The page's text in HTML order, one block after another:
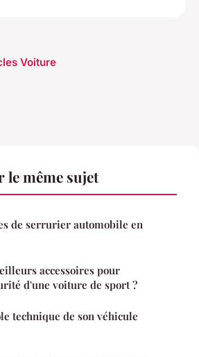
Voiture
même sujet
de serrurier automobile en
accessoires pour
d'une voiture de sport ?
technique de son véhicule